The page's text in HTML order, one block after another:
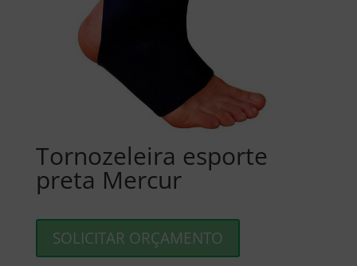
Tornozeleira esporte
preta Mercur
SOLICITAR ORÇAMENTO